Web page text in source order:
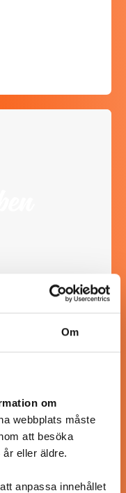
Om
om
webbplats måste
att besöka
eller äldre.
anpassa innehållet
kan göras i förväg.